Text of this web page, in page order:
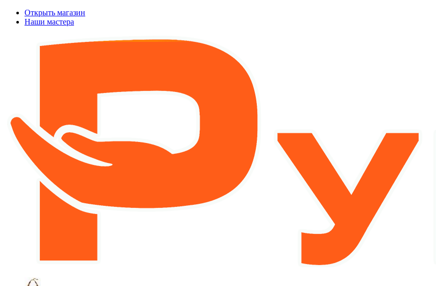
Открыть магазин
Наши мастера